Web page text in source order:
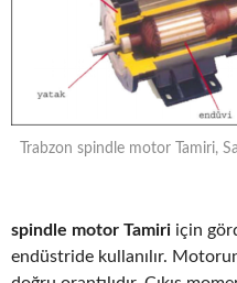
Trabzon spindle motor Tamiri,
spindle motor Tamiri için
endüstride kullanılır.